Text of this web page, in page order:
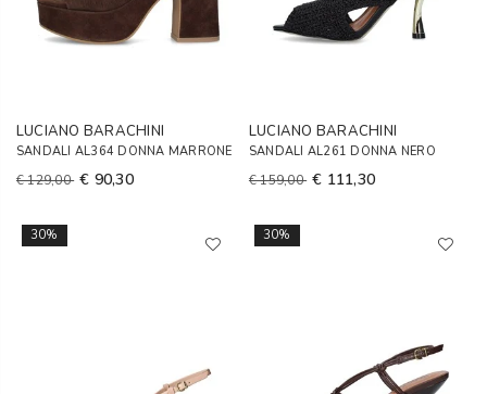
LUCIANO BARACHINI
SANDALI AL364 DONNA MARRONE
€ 129,00 € 90,30
LUCIANO BARACHINI
SANDALI AL261 DONNA NERO
€ 159,00 € 111,30
30% 30%